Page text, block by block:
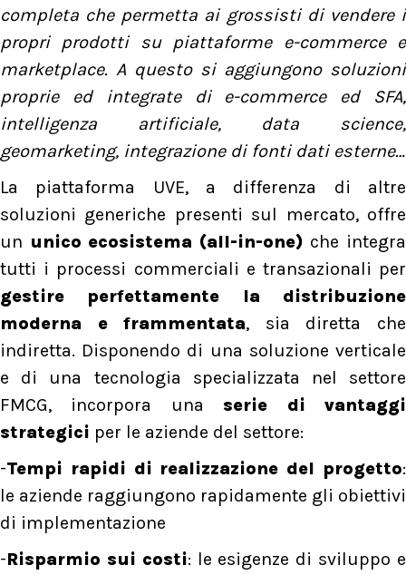
completa che permetta ai grossisti di vendere i
propri prodotti su piattaforme e-commerce e
marketplace. A questo si aggiungono soluzioni
proprie ed integrate di e-commerce ed SFA,
intelligenza artificiale, data science,
geomarketing, integrazione di fonti dati esterne…
La piattaforma UVE, a differenza di altre
soluzioni generiche presenti sul mercato, offre
un unico ecosistema (all-in-one) che integra
tutti i processi commerciali e transazionali per
gestire perfettamente la distribuzione
moderna e frammentata, sia diretta che
indiretta. Disponendo di una soluzione verticale
e di una tecnologia specializzata nel settore
FMCG, incorpora una serie di vantaggi
strategici per le aziende del settore:
-Tempi rapidi di realizzazione del progetto:
le aziende raggiungono rapidamente gli obiettivi
di implementazione
-Risparmio sui costi: le esigenze di sviluppo e